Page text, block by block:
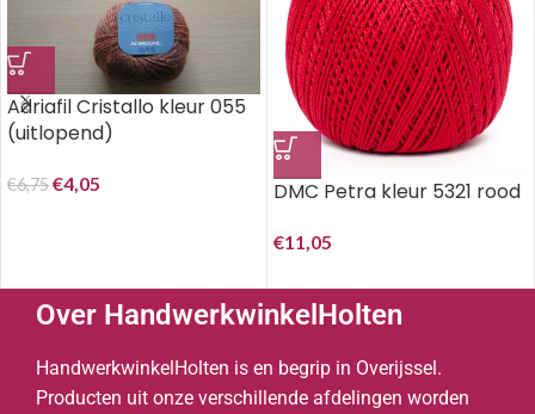
Adriafil Cristallo kleur 055
(uitlopend)
€6,75€4,05 DMC Petra kleur 5321 rood
€11,05
Over HandwerkwinkelHolten
HandwerkwinkelHolten is en begrip in Overijssel.
Producten uit onze verschillende afdelingen worden